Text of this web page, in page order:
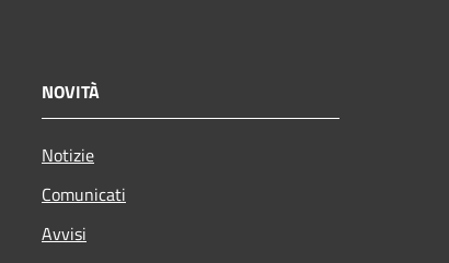
NOVITÀ
Notizie
Comunicati
Avvisi